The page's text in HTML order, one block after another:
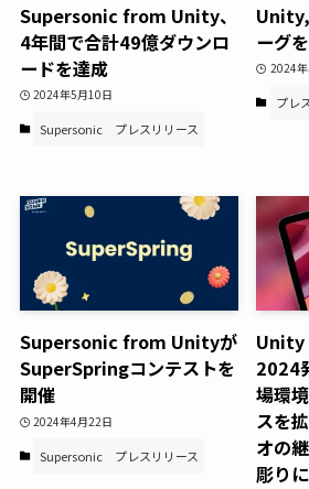
Supersonic from Unity、
4年間で合計49億ダウンロ
ードを達成
2024年5月10日
Supersonic プレスリリース
ーグ
2024
プレ
Supersonic from Unityが
SuperSpringコンテストを
開催
2024年4月22日
Supersonic プレスリリース
Unity
場環
スを
オの
彫りに